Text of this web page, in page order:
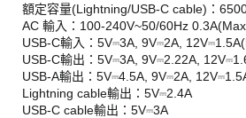
額定容量(Lightning/USB-C cable)：
AC 輸入：100-240V~50/60Hz
USB-C輸入：5V⎓3A, 9V⎓2A,
USB-C輸出：5V⎓3A, 9V⎓2.22A,
USB-A輸出：5V⎓4.5A, 9V⎓2A,
Lightning cable輸出：5V⎓2.4A
USB-C cable輸出：5V⎓3A